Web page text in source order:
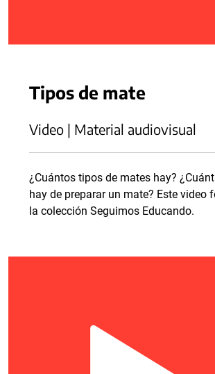
Tipos de mate
Video | Material audiovisual
¿Cuántos tipos de mates hay?
hay de preparar un mate? Este video
la colección Seguimos Educando.